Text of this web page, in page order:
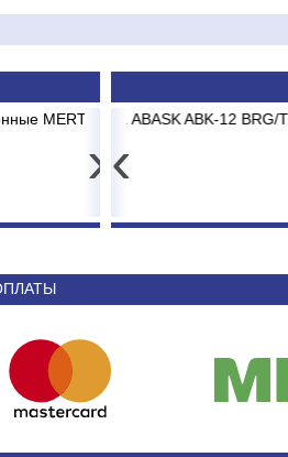
до 15кг LCD, 2г,
›
E1 BURGOS BLACK
‹